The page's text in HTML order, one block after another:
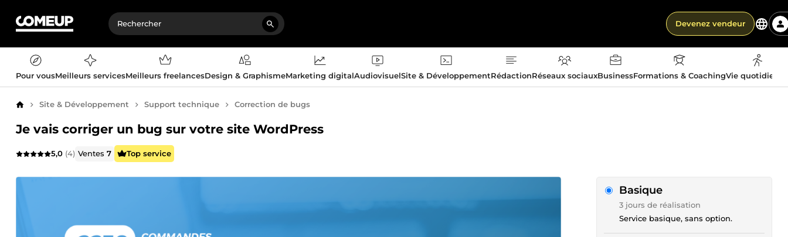
Devenez vendeur
Pour vousMeilleurs servicesMeilleurs freelancesDesign & GraphismeMarketing digitalAudiovisuelSite & DéveloppementRédactionRéseaux sociauxBusinessFormations & CoachingVie
AccueilSite & Développement Support technique Correction de bugs
Je vais corriger un bug sur votre site WordPress
5,0 (4) Ventes7 Top service
Basique
3 jours de réalisation
Service basique, sans option.